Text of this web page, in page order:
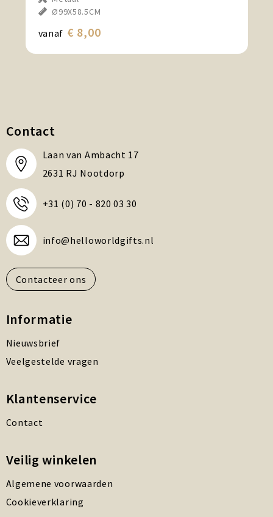
Ø99X58.5CM
vanaf € 8,00
Contact
Laan van Ambacht 17
2631 RJ Nootdorp
+31 (0) 70 - 820 03 30
info@helloworldgifts.nl
Contacteer ons
Informatie
Nieuwsbrief
Veelgestelde vragen
Klantenservice
Contact
Veilig winkelen
Algemene voorwaarden
Cookieverklaring